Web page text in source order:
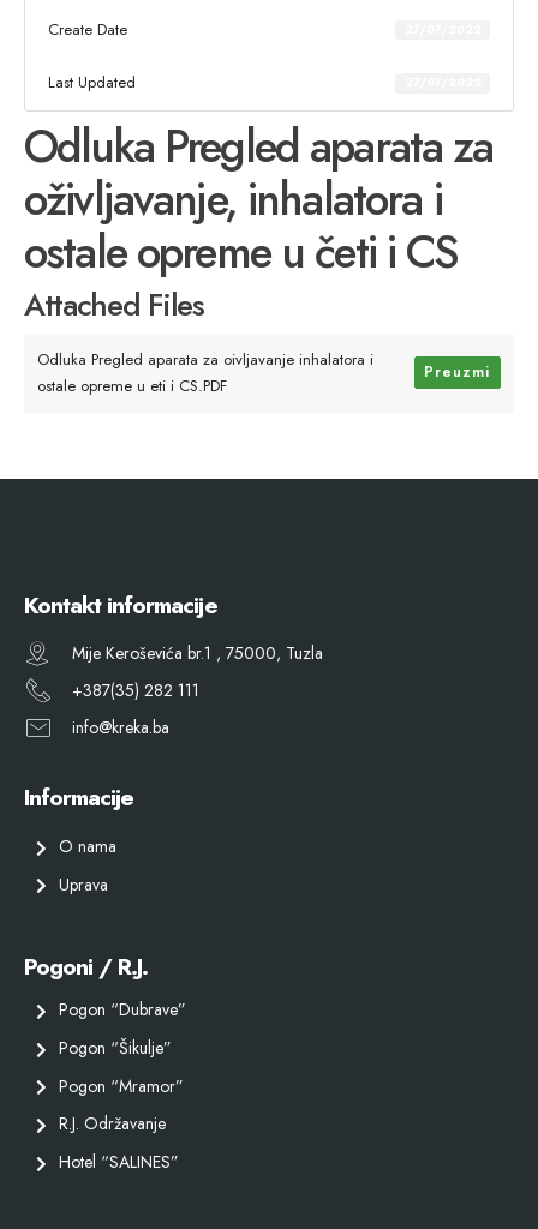
Create Date
Last Updated
Odluka Pregled aparata za
oživljavanje, inhalatora i
ostale opreme u četi i CS
Attached Files
Odluka Pregled aparata za oivljavanje inhalatora i
ostale opreme u eti i CS.PDF
Preuzmi
Kontakt informacije
Mije Keroševića br.1 , 75000, Tuzla
+387(35) 282 111
info@kreka.ba
Informacije
O nama
Uprava
Pogoni / R.J.
Pogon “Dubrave”
Pogon “Šikulje”
Pogon “Mramor”
R.J. Održavanje
Hotel “SALINES”